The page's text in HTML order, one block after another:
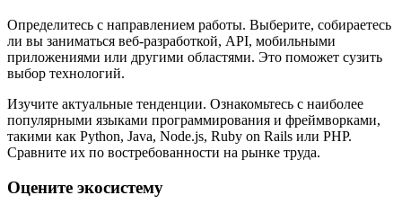
Определитесь с направлением работы. Выберите, собираетесь
ли вы заниматься веб-разработкой, API, мобильными
приложениями или другими областями. Это поможет сузить
выбор технологий.
Изучите актуальные тенденции. Ознакомьтесь с наиболее
популярными языками программирования и фреймворками,
такими как Python, Java, Node.js, Ruby on Rails или PHP.
Сравните их по востребованности на рынке труда.
Оцените экосистему